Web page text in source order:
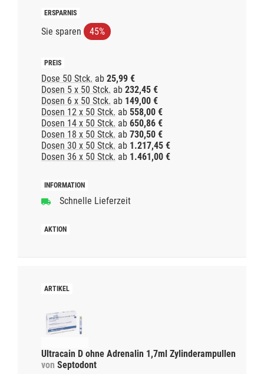
Sie sparen 45%
Dose 50 Stck. ab 25,99 €
Dosen 5 x 50 Stck. ab 232,45 €
Dosen 6 x 50 Stck. ab 149,00 €
Dosen 12 x 50 Stck. ab 558,00 €
Dosen 14 x 50 Stck. ab 650,86 €
Dosen 18 x 50 Stck. ab 730,50 €
Dosen 30 x 50 Stck. ab 1.217,45 €
Dosen 36 x 50 Stck. ab 1.461,00 €
Schnelle Lieferzeit
Ultracain D ohne Adrenalin 1,7ml Zylinderampullen
von Septodont